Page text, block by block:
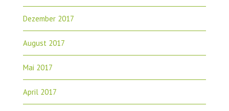
Dezember 2017
August 2017
Mai 2017
April 2017